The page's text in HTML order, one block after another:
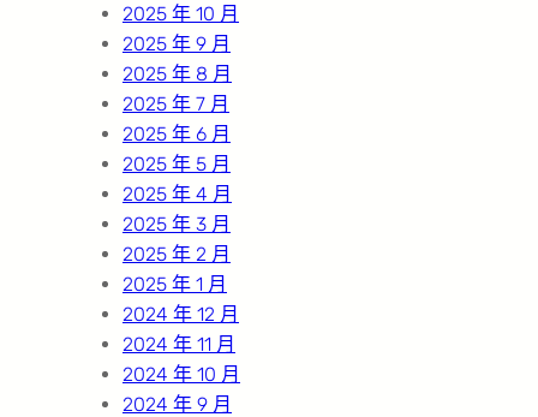
2025 年 10 月
2025 年 9 月
2025 年 8 月
2025 年 7 月
2025 年 6 月
2025 年 5 月
2025 年 4 月
2025 年 3 月
2025 年 2 月
2025 年 1 月
2024 年 12 月
2024 年 11 月
2024 年 10 月
2024 年 9 月